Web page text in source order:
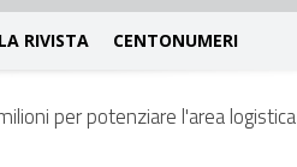
RIVISTA CENTONUMERI
per potenziare l'area logistica